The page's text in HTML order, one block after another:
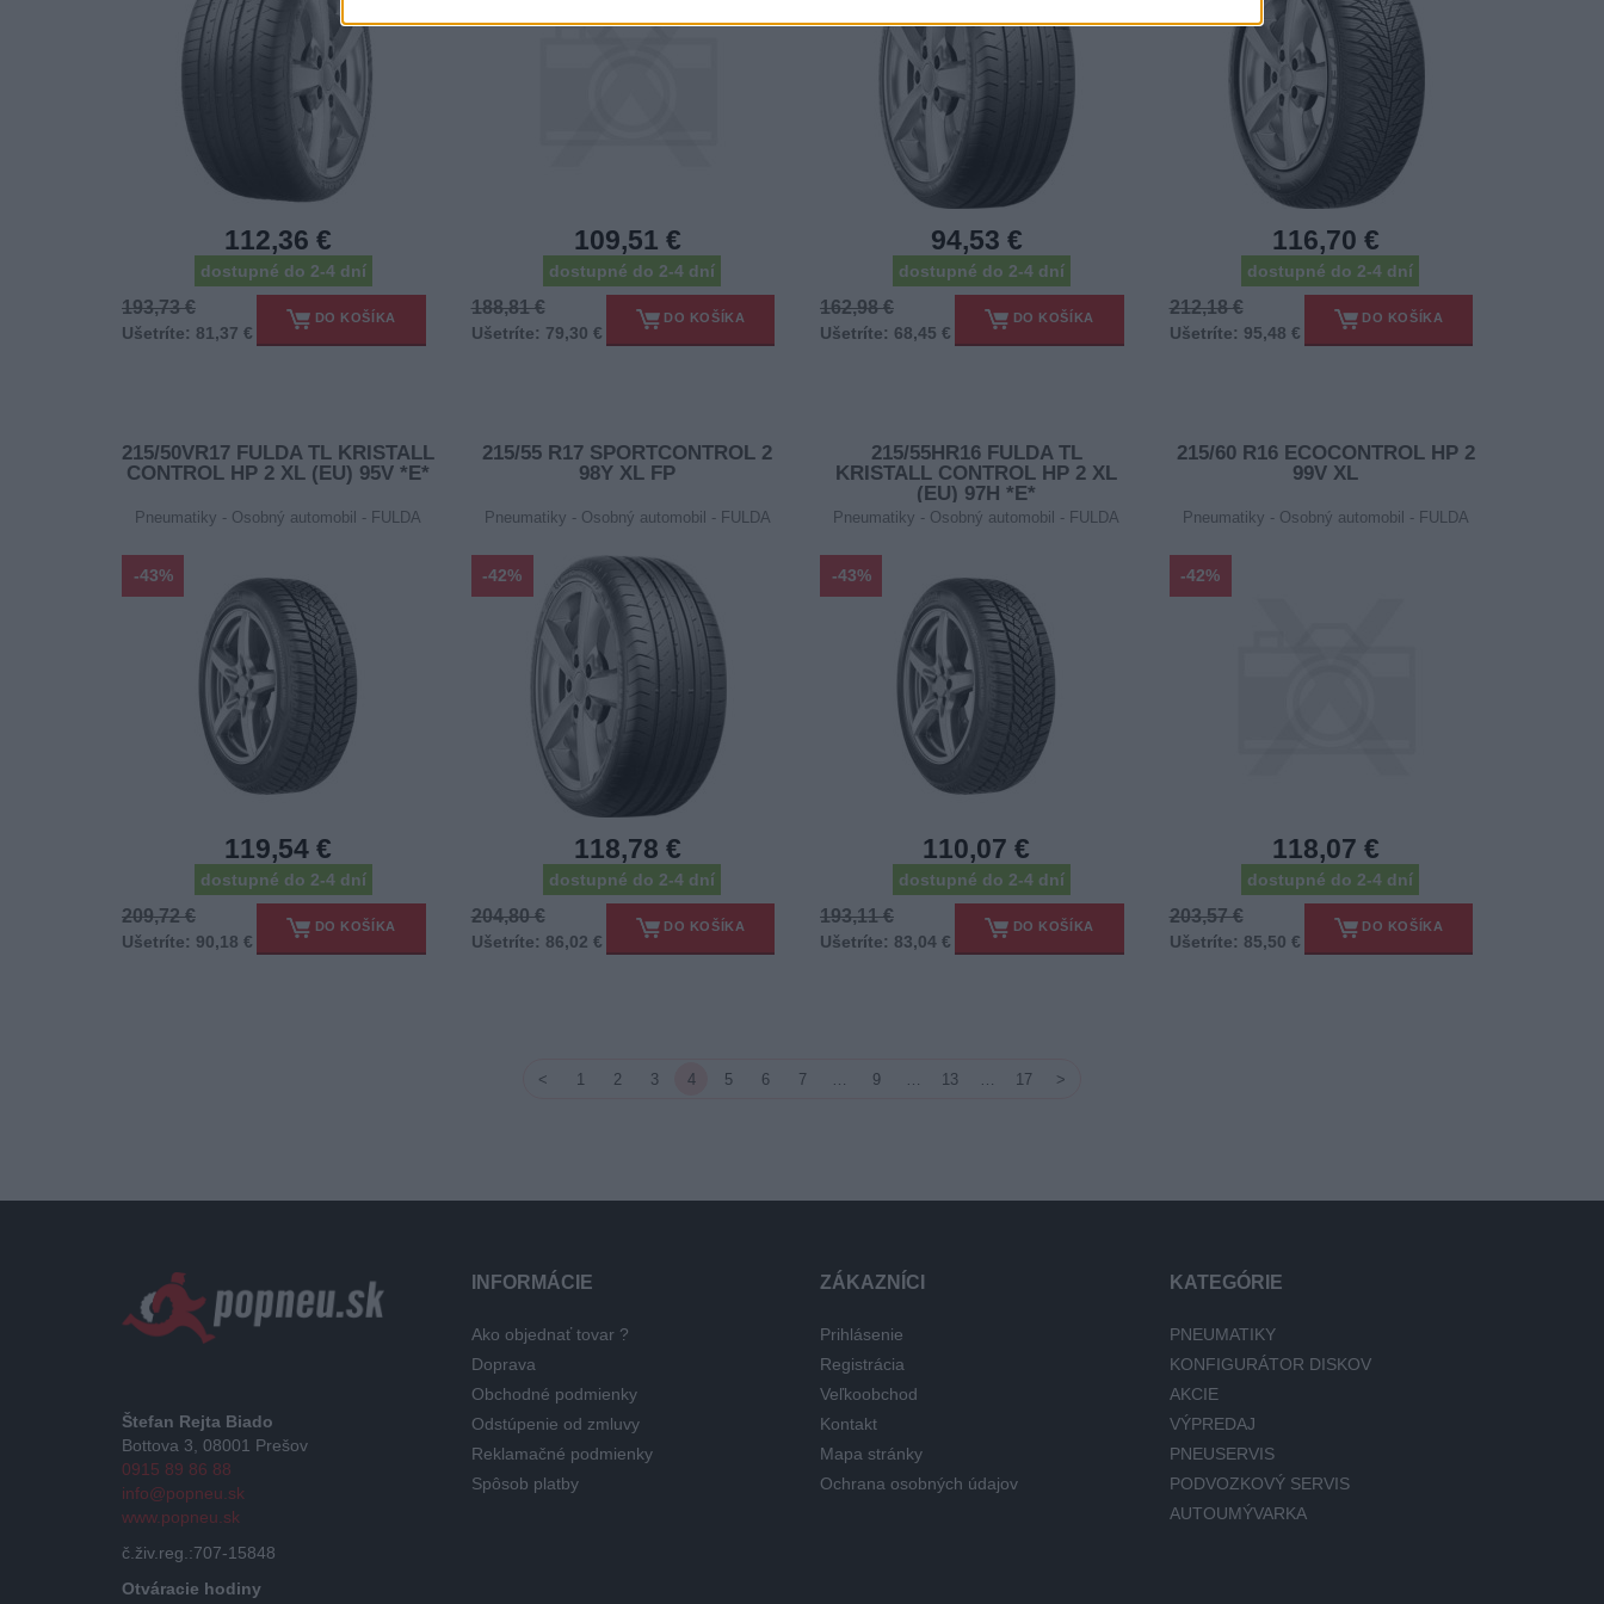
112,36 €
dostupné do 2-4 dní
193,73 €
Ušetríte: 81,37 €
DO KOŠÍKA
109,51 €
dostupné do 2-4 dní
188,81 €
Ušetríte: 79,30 €
DO KOŠÍKA
94,53 €
dostupné do 2-4 dní
162,98 €
Ušetríte: 68,45 €
DO KOŠÍKA
116,70 €
dostupné do 2-4 dní
212,18 €
Ušetríte: 95,48 €
DO KOŠÍKA
215/50VR17 FULDA TL KRISTALL
CONTROL HP 2 XL (EU) 95V *E*
Pneumatiky - Osobný automobil - FULDA
-43%
119,54 €
dostupné do 2-4 dní
209,72 €
Ušetríte: 90,18 €
DO KOŠÍKA
215/55 R17 SPORTCONTROL 2
98Y XL FP
Pneumatiky - Osobný automobil - FULDA
-42%
118,78 €
dostupné do 2-4 dní
204,80 €
Ušetríte: 86,02 €
DO KOŠÍKA
215/55HR16 FULDA TL
KRISTALL CONTROL HP 2 XL
(EU) 97H *E*
Pneumatiky - Osobný automobil - FULDA
-43%
110,07 €
dostupné do 2-4 dní
193,11 €
Ušetríte: 83,04 €
DO KOŠÍKA
215/60 R16 ECOCONTROL HP 2
99V XL
Pneumatiky - Osobný automobil - FULDA
-42%
118,07 €
dostupné do 2-4 dní
203,57 €
Ušetríte: 85,50 €
DO KOŠÍKA
< 1 2 3 4 5 6 7 9 13 17 >
Štefan Rejta Biado
Bottova 3, 08001 Prešov
0915 89 86 88
info@popneu.sk
www.popneu.sk
č.živ.reg.:707-15848
Otváracie hodiny
INFORMÁCIE
Ako objednať tovar ?
Doprava
Obchodné podmienky
Odstúpenie od zmluvy
Reklamačné podmienky
Spôsob platby
ZÁKAZNÍCI
Prihlásenie
Registrácia
Veľkoobchod
Kontakt
Mapa stránky
Ochrana osobných údajov
KATEGÓRIE
PNEUMATIKY
KONFIGURÁTOR DISKOV
AKCIE
VÝPREDAJ
PNEUSERVIS
PODVOZKOVÝ SERVIS
AUTOUMÝVARKA